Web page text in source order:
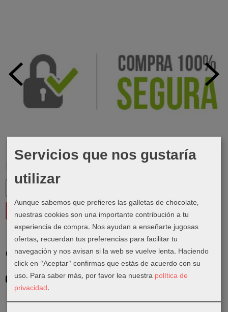
Costes de Envío
GRATIS *
Consultar Destinos
Servicios que nos gustaría
utilizar
Aunque sabemos que prefieres las galletas de chocolate,
nuestras cookies son una importante contribución a tu
experiencia de compra. Nos ayudan a enseñarte jugosas
ofertas, recuerdan tus preferencias para facilitar tu
navegación y nos avisan si la web se vuelve lenta. Haciendo
click en "Aceptar" confirmas que estás de acuerdo con su
uso. Para saber más, por favor lea nuestra política de
privacidad.